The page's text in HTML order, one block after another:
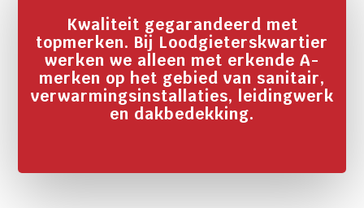
Kwaliteit gegarandeerd met
topmerken. Bij Loodgieterskwartier
werken we alleen met erkende A-
merken op het gebied van sanitair,
verwarmingsinstallaties, leidingwerk
en dakbedekking.